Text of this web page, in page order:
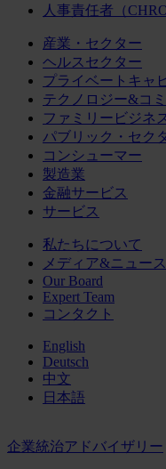
人事責任者（CHRO
産業・セクター
ヘルスセクター
プライベートキャ
テクノロジー&コ
ファミリービジネ
パブリック・セク
コンシューマー
製造業
金融サービス
サービス
私たちについて
メディア&ニュース
Our Board
Expert Team
コンタクト
English
Deutsch
中文
日本語
企業統治アドバイザリー